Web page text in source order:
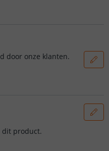
door onze klanten.
dit product.